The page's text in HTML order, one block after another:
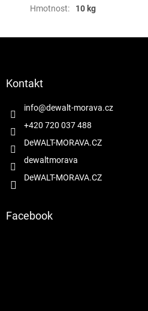
Hmotnost: 10 kg
Kontakt
info@dewalt-morava.cz
+420 720 037 488
DeWALT-MORAVA.CZ
dewaltmorava
DeWALT-MORAVA.CZ
Facebook